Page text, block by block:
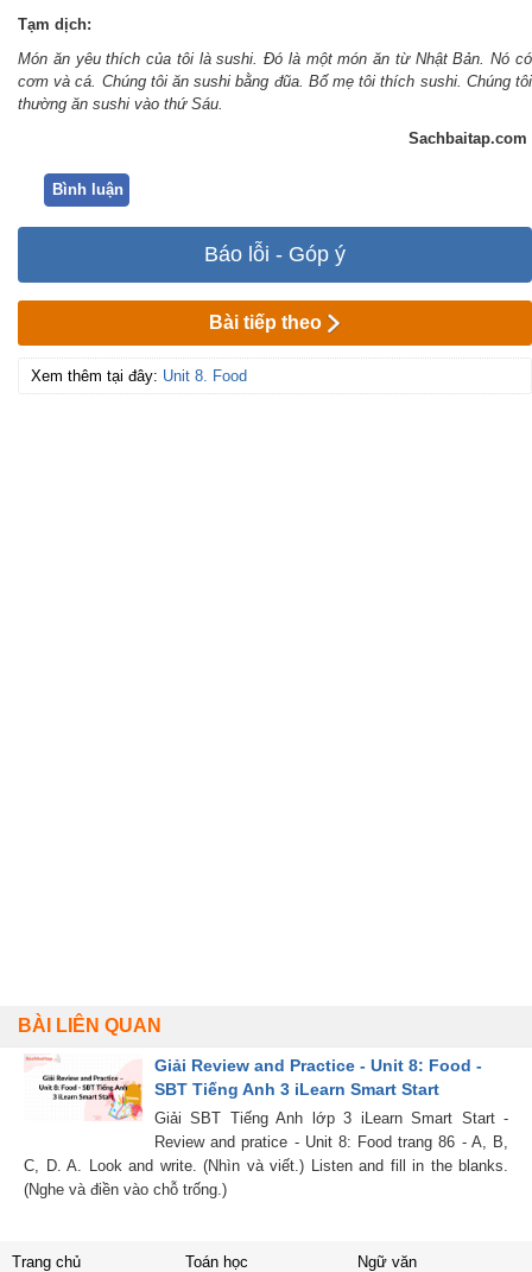
Tạm dịch:
Món ăn yêu thích của tôi là sushi. Đó là một món ăn từ Nhật Bản. Nó có
cơm và cá. Chúng tôi ăn sushi bằng đũa. Bố mẹ tôi thích sushi. Chúng tôi
thường ăn sushi vào thứ Sáu.
Sachbaitap.com
Bình luận
Báo lỗi - Góp ý
Bài tiếp theo
Xem thêm tại đây: Unit 8. Food
BÀI LIÊN QUAN
Giải Review and Practice - Unit 8: Food -
SBT Tiếng Anh 3 iLearn Smart Start
Giải SBT Tiếng Anh lớp 3 iLearn Smart Start -
Review and pratice - Unit 8: Food trang 86 - A, B,
C, D. A. Look and write. (Nhìn và viết.) Listen and fill in the blanks.
(Nghe và điền vào chỗ trống.)
Trang chủ Toán học Ngữ văn